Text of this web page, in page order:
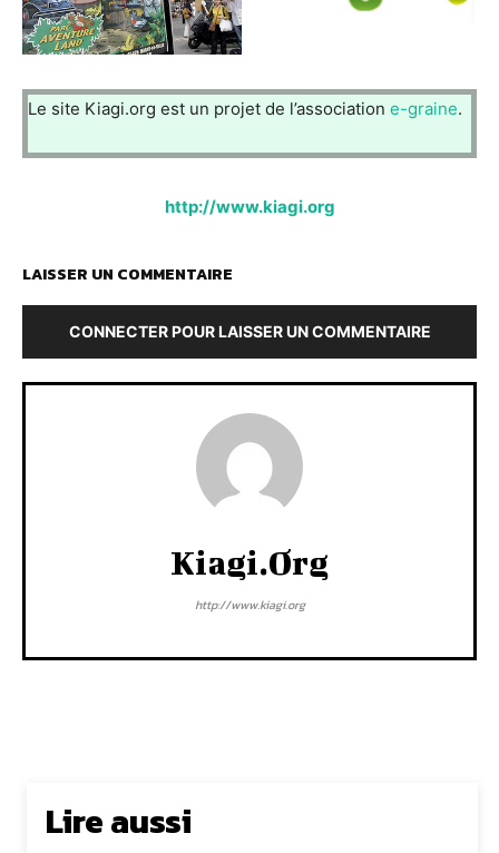
Le site Kiagi.org est un projet de l’association e-graine.
http://www.kiagi.org
LAISSER UN COMMENTAIRE
CONNECTER POUR LAISSER UN COMMENTAIRE
Kiagi.org
http://www.kiagi.org
Lire aussi